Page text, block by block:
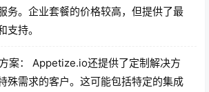
务。企业套餐的价格较高，但提供了最
支持。
案： Appetize.io还提供了定制解决方
殊需求的客户。这可能包括特定的集成